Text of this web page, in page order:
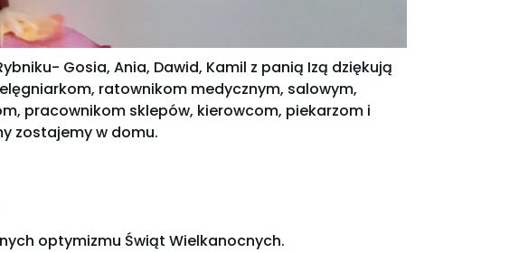
Gosia, Ania, Dawid, Kamil z panią Izą dziękują
ratownikom medycznym, salowym,
pracownikom sklepów, kierowcom, piekarzom i
zostajemy w domu.
optymizmu Świąt Wielkanocnych.